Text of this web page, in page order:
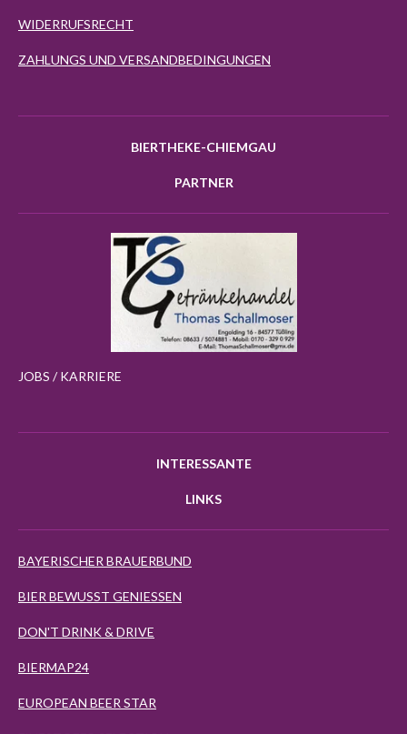
WIDERRUFSRECHT
ZAHLUNGS UND VERSANDBEDINGUNGEN
BIERTHEKE-CHIEMGAU
PARTNER
JOBS / KARRIERE
INTERESSANTE
LINKS
BAYERISCHER BRAUERBUND
BIER BEWUSST GENIESSEN
DON'T DRINK & DRIVE
BIERMAP24
EUROPEAN BEER STAR